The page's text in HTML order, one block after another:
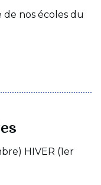
nos écoles du
HIVER (1er